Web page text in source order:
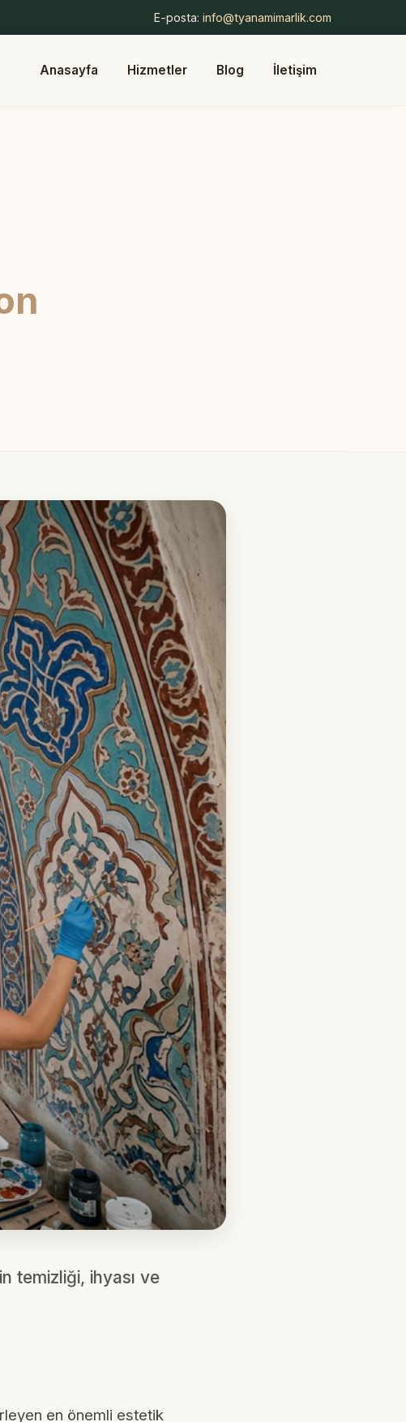
E-posta: info@tyanamimarlik.com
Anasayfa Hizmetler Blog İletişim
temizliği, ihyası ve
en önemli estetik